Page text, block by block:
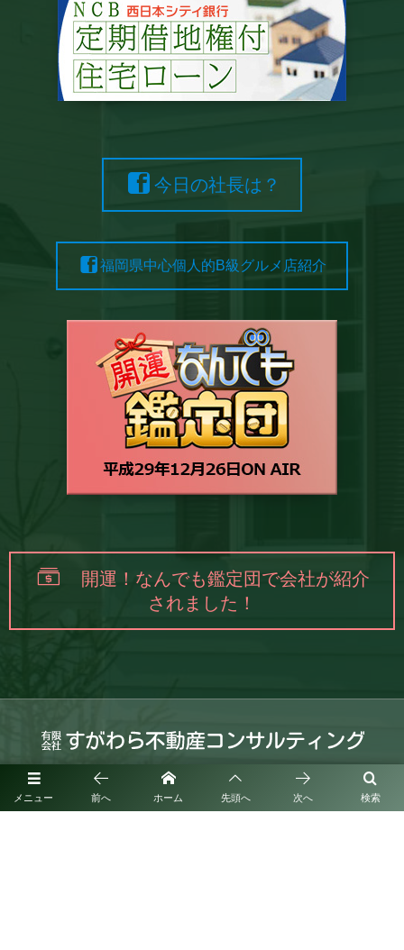
メニュー 検索
前へ ホーム 先頭へ 次へ
今日の社長は？
福岡県中心個人的B級グルメ店紹介
開運！なんでも鑑定団で会社が紹介
されました！
福岡県筑紫野市紫1丁目3番24-209号